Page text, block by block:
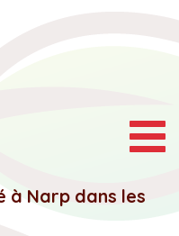
à Narp dans les